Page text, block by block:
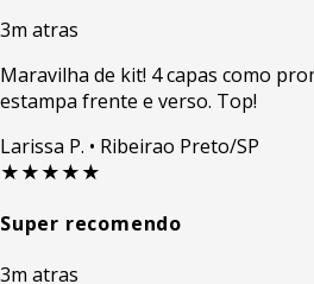
3m atras
Maravilha de kit! 4 capas como
estampa frente e verso. Top!
Larissa P. • Ribeirao Preto/SP
★★★★★
Super recomendo
3m atras